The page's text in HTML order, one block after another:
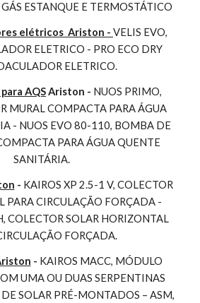
ESTANQUE E TERMOSTÁTICO
elétricos  Ariston - VELIS EVO,
ELETRICO - PRO ECO DRY
ELETRICO.
AQS Ariston - NUOS PRIMO,
MURAL COMPACTA PARA ÁGUA
- NUOS EVO 80-110, BOMBA DE
PARA ÁGUA QUENTE
SANITÁRIA.
- KAIROS XP 2.5-1 V, COLECTOR
PARA CIRCULAÇÃO FORÇADA -
COLECTOR SOLAR HORIZONTAL
FORÇADA.
- KAIROS MACC, MÓDULO
UMA OU DUAS SERPENTINAS
SOLAR PRÉ-MONTADOS – ASM,